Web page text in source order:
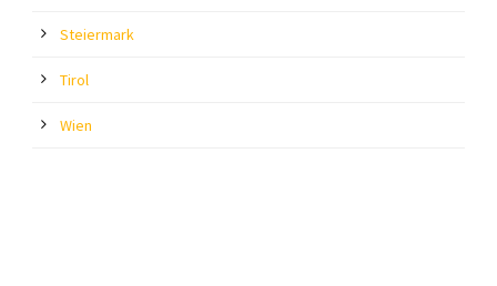
Steiermark
Tirol
Wien